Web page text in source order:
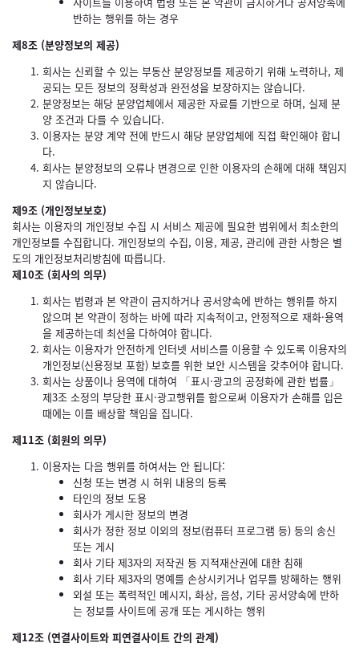
반하는 행위를 하는 경우
제8조 (분양정보의 제공)
회사는 신뢰할 수 있는 부동산 분양정보를 제공하기 위해 노력하나, 제
공되는 모든 정보의 정확성과 완전성을 보장하지는 않습니다.
분양정보는 해당 분양업체에서 제공한 자료를 기반으로 하며, 실제 분
양 조건과 다를 수 있습니다.
이용자는 분양 계약 전에 반드시 해당 분양업체에 직접 확인해야 합니
다.
회사는 분양정보의 오류나 변경으로 인한 이용자의 손해에 대해 책임지
지 않습니다.
제9조 (개인정보보호)
회사는 이용자의 개인정보 수집 시 서비스 제공에 필요한 범위에서 최소한의
개인정보를 수집합니다. 개인정보의 수집, 이용, 제공, 관리에 관한 사항은 별
도의 개인정보처리방침에 따릅니다.
제10조 (회사의 의무)
회사는 법령과 본 약관이 금지하거나 공서양속에 반하는 행위를 하지
않으며 본 약관이 정하는 바에 따라 지속적이고, 안정적으로 재화·용역
을 제공하는데 최선을 다하여야 합니다.
회사는 이용자가 안전하게 인터넷 서비스를 이용할 수 있도록 이용자의
개인정보(신용정보 포함) 보호를 위한 보안 시스템을 갖추어야 합니다.
회사는 상품이나 용역에 대하여 「표시·광고의 공정화에 관한 법률」
제3조 소정의 부당한 표시·광고행위를 함으로써 이용자가 손해를 입은
때에는 이를 배상할 책임을 집니다.
제11조 (회원의 의무)
이용자는 다음 행위를 하여서는 안 됩니다:
신청 또는 변경 시 허위 내용의 등록
타인의 정보 도용
회사가 게시한 정보의 변경
회사가 정한 정보 이외의 정보(컴퓨터 프로그램 등) 등의 송신
또는 게시
회사 기타 제3자의 저작권 등 지적재산권에 대한 침해
회사 기타 제3자의 명예를 손상시키거나 업무를 방해하는 행위
외설 또는 폭력적인 메시지, 화상, 음성, 기타 공서양속에 반하
는 정보를 사이트에 공개 또는 게시하는 행위
제12조 (연결사이트와 피연결사이트 간의 관계)